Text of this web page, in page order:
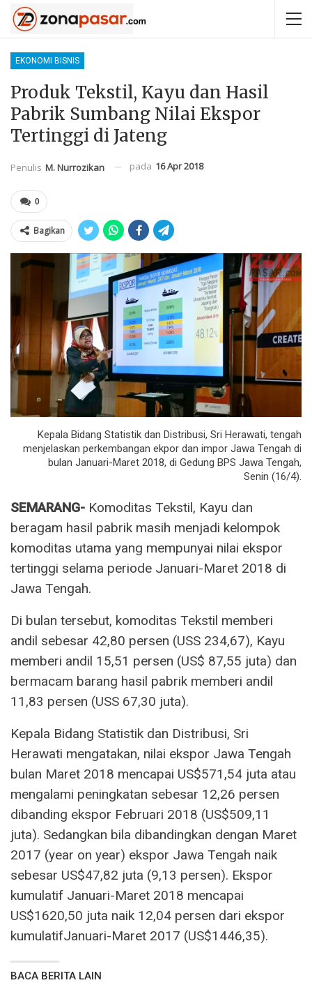
EKONOMI BISNIS
Produk Tekstil, Kayu dan Hasil
Pabrik Sumbang Nilai Ekspor
Tertinggi di Jateng
Penulis M. Nurrozikan pada 16 Apr 2018
0
Bagikan
Kepala Bidang Statistik dan Distribusi, Sri Herawati, tengah
menjelaskan perkembangan ekpor dan impor Jawa Tengah di
bulan Januari-Maret 2018, di Gedung BPS Jawa Tengah,
Senin (16/4).
SEMARANG- Komoditas Tekstil, Kayu dan
beragam hasil pabrik masih menjadi kelompok
komoditas utama yang mempunyai nilai ekspor
tertinggi selama periode Januari-Maret 2018 di
Jawa Tengah.
Di bulan tersebut, komoditas Tekstil memberi
andil sebesar 42,80 persen (USS 234,67), Kayu
memberi andil 15,51 persen (US$ 87,55 juta) dan
bermacam barang hasil pabrik memberi andil
11,83 persen (USS 67,30 juta).
Kepala Bidang Statistik dan Distribusi, Sri
Herawati mengatakan, nilai ekspor Jawa Tengah
bulan Maret 2018 mencapai US$571,54 juta atau
mengalami peningkatan sebesar 12,26 persen
dibanding ekspor Februari 2018 (US$509,11
juta). Sedangkan bila dibandingkan dengan Maret
2017 (year on year) ekspor Jawa Tengah naik
sebesar US$47,82 juta (9,13 persen). Ekspor
kumulatif Januari-Maret 2018 mencapai
US$1620,50 juta naik 12,04 persen dari ekspor
kumulatifJanuari-Maret 2017 (US$1446,35).
BACA BERITA LAIN